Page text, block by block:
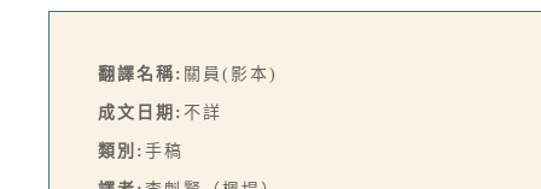
翻譯名稱: 關員(影本)
成文日期: 不詳
類別: 手稿